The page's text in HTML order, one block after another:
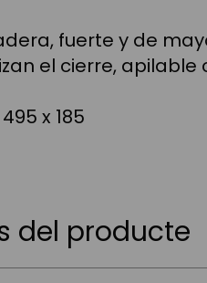
fuerte y de
el cierre,
x 185
del producte